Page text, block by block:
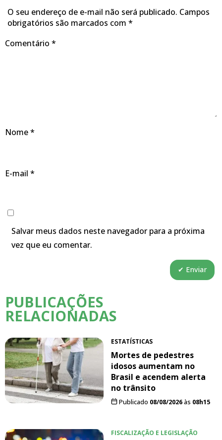
O seu endereço de e-mail não será publicado. Campos
obrigatórios são marcados com *
Comentário *
Nome*
E-mail *
Salvar meus dados neste navegador para a próxima
vez que eu comentar.
PUBLICAÇÕES
RELACIONADAS
ESTATÍSTICAS
Mortes de pedestres
idosos aumentam no
Brasil e acendem alerta
no trânsito
Publicado 08/08/2026às 08h15
FISCALIZAÇÃO E LEGISLAÇÃO